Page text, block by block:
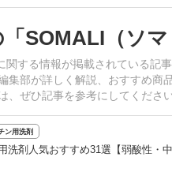
SOMALI（ソ
関する情報が掲載されている記
集部が詳しく解説、おすすめ
、ぜひ記事を参考にしてください
ン用洗剤
洗剤人気おすすめ31選【弱酸性・